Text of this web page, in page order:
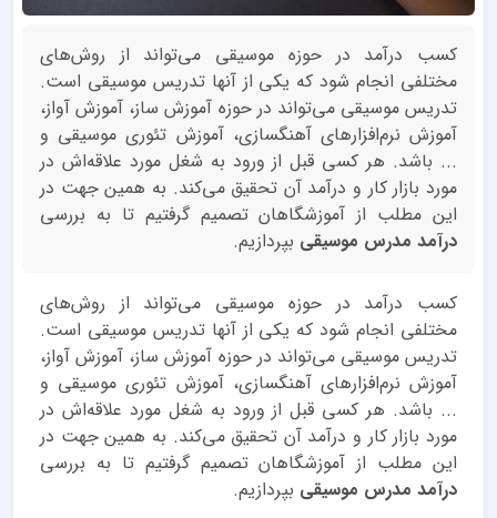
کسب درآمد در حوزه موسیقی می‌تواند از روش‌های
مختلفی انجام شود که یکی از آنها تدریس موسیقی است.
تدریس موسیقی می‌تواند در حوزه آموزش ساز، آموزش آواز،
آموزش نرم‌افزارهای آهنگسازی، آموزش تئوری موسیقی و
... باشد. هر کسی قبل از ورود به شغل مورد علاقه‌اش در
مورد بازار کار و درآمد آن تحقیق می‌کند. به همین جهت در
این مطلب از آموزشگاهان تصمیم گرفتیم تا به بررسی
درآمد مدرس موسیقی بپردازیم.
کسب درآمد در حوزه موسیقی می‌تواند از روش‌های
مختلفی انجام شود که یکی از آنها تدریس موسیقی است.
تدریس موسیقی می‌تواند در حوزه آموزش ساز، آموزش آواز،
آموزش نرم‌افزارهای آهنگسازی، آموزش تئوری موسیقی و
... باشد. هر کسی قبل از ورود به شغل مورد علاقه‌اش در
مورد بازار کار و درآمد آن تحقیق می‌کند. به همین جهت در
این مطلب از آموزشگاهان تصمیم گرفتیم تا به بررسی
درآمد مدرس موسیقی بپردازیم.